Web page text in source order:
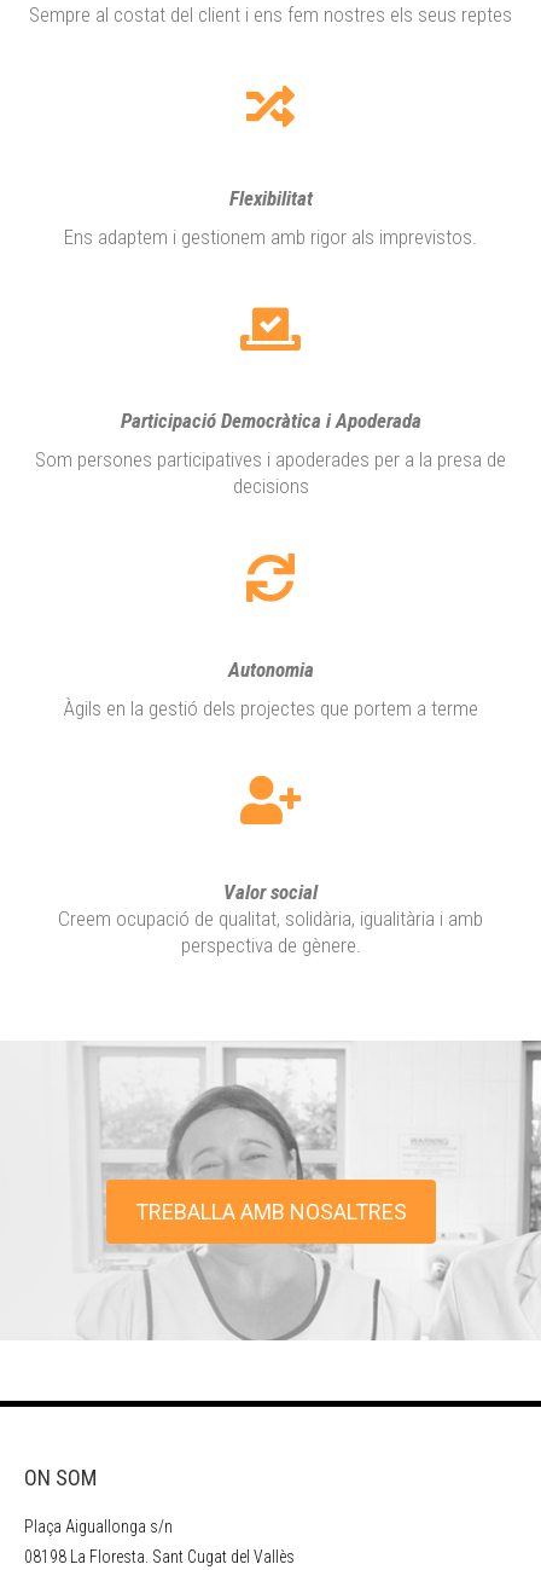
Sempre al costat del client i ens fem nostres els seus reptes
Flexibilitat
Ens adaptem i gestionem amb rigor als imprevistos.
Participació Democràtica i Apoderada
Som persones participatives i apoderades per a la presa de
decisions
Autonomia
Àgils en la gestió dels projectes que portem a terme
Valor social
Creem ocupació de qualitat, solidària, igualitària i amb
perspectiva de gènere.
TREBALLA AMB NOSALTRES
ON SOM
Plaça Aiguallonga s/n
08198 La Floresta. Sant Cugat del Vallès